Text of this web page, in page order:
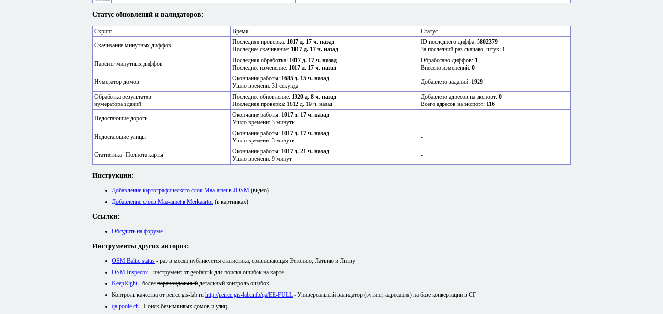
Статус обновлений и валидаторов:
Скрипт Время Статус
Скачивание минутных диффов Последняя проверка: 1017 д. 17 ч. назад
Последнее скачивание: 1017 д. 17 ч. назад
ID последнего диффа: 5802379
За последний раз скачано, штук: 1
Парсинг минутных диффов Последняя обработка: 1017 д. 17 ч. назад
Последнее изменение: 1017 д. 17 ч. назад
Обработано диффов: 1
Внесено изменений: 0
Нумератор домов Окончание работы: 1685 д. 15 ч. назад
Ушло времени: 31 секунда
Добавлено заданий: 1929
Обработка результатов
нумератора зданий
Последнее обновление: 1920 д. 8 ч. назад
Последняя проверка: 1812 д. 19 ч. назад
Добавлено адресов на экспорт: 0
Всего адресов на экспорт: 116
Недостающие дороги Окончание работы: 1017 д. 17 ч. назад
Ушло времени: 3 минуты
-
Недостающие улицы Окончание работы: 1017 д. 17 ч. назад
Ушло времени: 3 минуты
-
Статистика "Полнота карты" Окончание работы: 1017 д. 21 ч. назад
Ушло времени: 9 минут
-
Инструкции:
Добавление картографического слоя Maa-amet в JOSM (видео)
Добавление слоёв Maa-amet в Merkaartor (в картинках)
Ссылки:
Обсудить на форуме
Инструменты других авторов:
OSM Baltic status - раз в месяц публикуется статистика, сравнивающая Эстонию, Латвию и Литву
OSM Inspector - инструмент от geofabrik для поиска ошибок на карте
KeepRight- более параноидальный детальный контроль ошибок
Контроль качества от peirce.gis-lab.ru http://peirce.gis-lab.info/qa/EE-FULL - Универсальный валидатор (рутинг, адресация) на базе конвертации в СГ
qa.poole.ch - Поиск безымянных домов и улиц